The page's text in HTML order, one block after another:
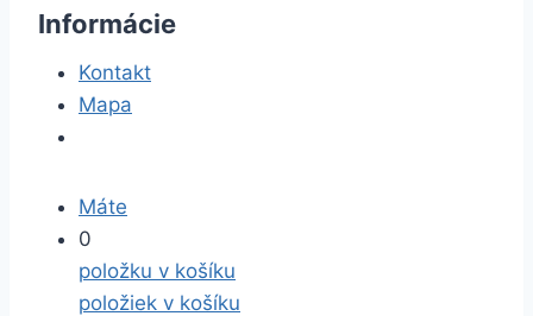
Informácie
Kontakt
Mapa
Máte
0
položku v košíku
položiek v košíku